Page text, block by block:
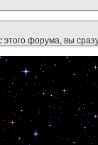
форума, вы